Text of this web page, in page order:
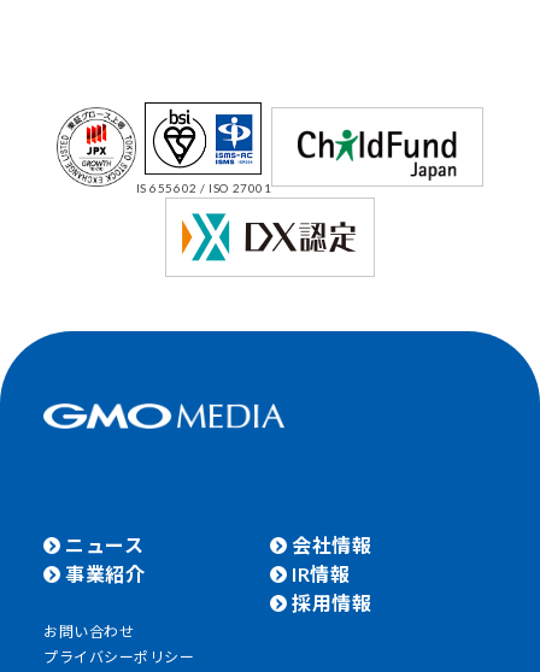
IS 655602 / ISO 27001
ニュース
事業紹介
会社情報
IR情報
採用情報
お問い合わせ
プライバシーポリシー